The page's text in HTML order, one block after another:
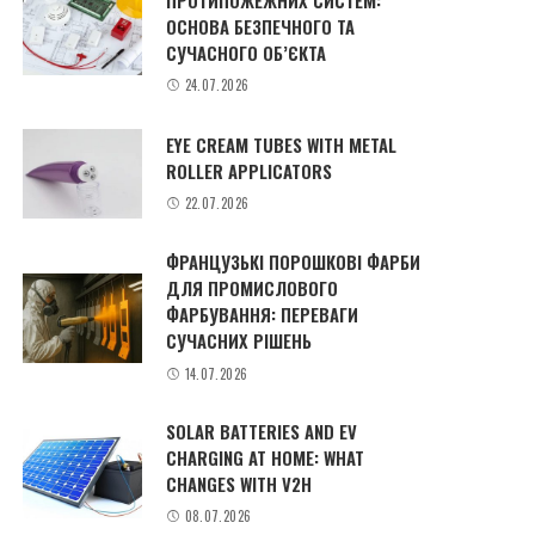
ОСНОВА БЕЗПЕЧНОГО ТА
СУЧАСНОГО ОБ’ЄКТА
24.07.2026
EYE CREAM TUBES WITH METAL
ROLLER APPLICATORS
22.07.2026
ФРАНЦУЗЬКІ ПОРОШКОВІ ФАРБИ
ДЛЯ ПРОМИСЛОВОГО
ФАРБУВАННЯ: ПЕРЕВАГИ
СУЧАСНИХ РІШЕНЬ
14.07.2026
SOLAR BATTERIES AND EV
CHARGING AT HOME: WHAT
CHANGES WITH V2H
08.07.2026